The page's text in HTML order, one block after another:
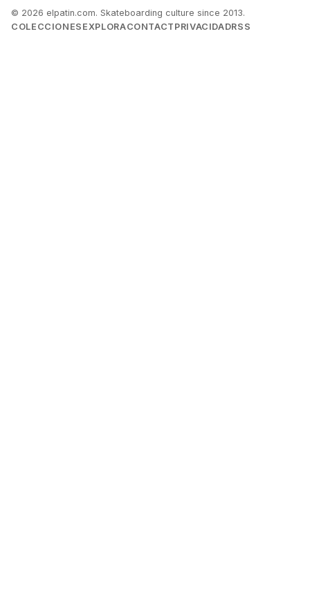
© 2026 elpatin.com. Skateboarding culture since 2013.
COLECCIONES EXPLORACONTACT PRIVACIDADRSS